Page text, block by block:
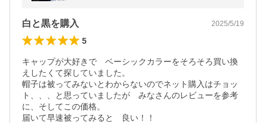
白と黒を購入 2025/5/19
5
キャップが大好きで　ベーシックカラーをそろそろ買い換
えしたくて探していました。
帽子は被ってみないとわからないのでネット購入はチョッ
ト、、、と思っていましたが　みなさんのレビューを参考
に、そしてこの価格。
届いて早速被ってみると　良い！！